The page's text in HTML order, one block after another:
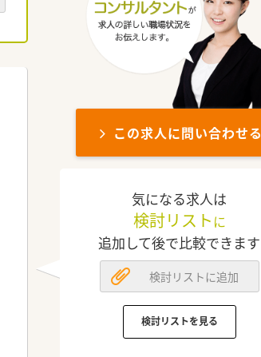
この求人に問い合わせる
気になる求人は
検討リスト に
追加して後で比較できます
検討リストに追加
検討リストを見る